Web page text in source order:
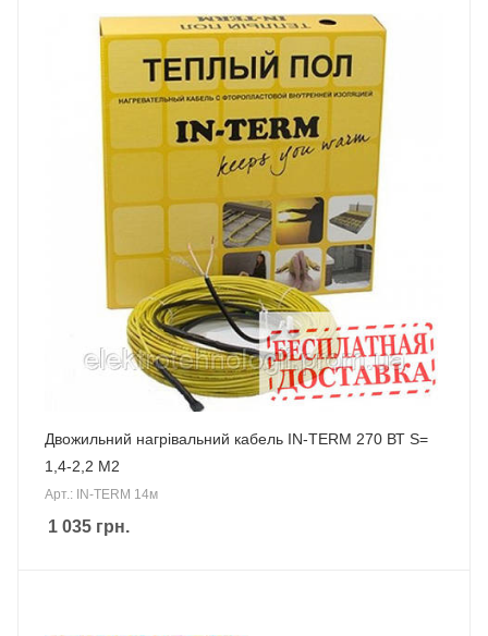
Двожильний нагрівальний кабель IN-TERM 270 ВТ S=
1,4-2,2 М2
Арт.: IN-TERM 14м
1 035 грн.